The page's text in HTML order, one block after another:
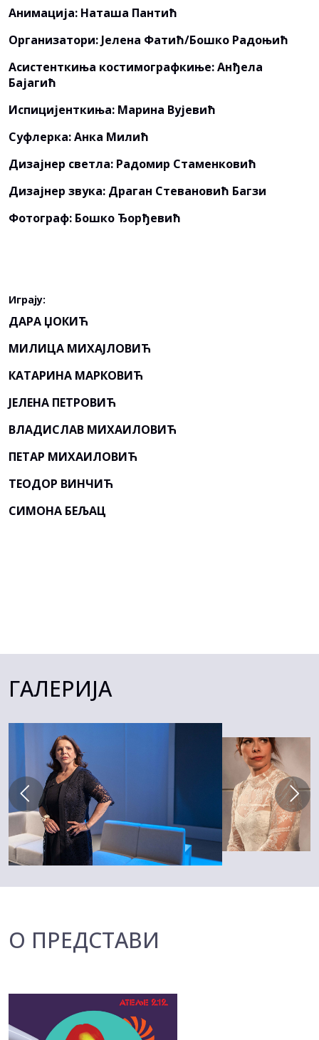
Анимација: Наташа Пантић
Организатори: Јелена Фатић/Бошко Радоњић
Асистенткиња костимографкиње: Анђела
Бајагић
Испицијенткиња: Марина Вујевић
Суфлерка: Анка Милић
Дизајнер светла: Радомир Стаменковић
Дизајнер звука: Драган Стевановић Багзи
Фотограф: Бошко Ђорђевић
Играју:
ДАРА ЏОКИЋ
МИЛИЦА МИХАЈЛОВИЋ
КАТАРИНА МАРКОВИЋ
ЈЕЛЕНА ПЕТРОВИЋ
ВЛАДИСЛАВ МИХАИЛОВИЋ
ПЕТАР МИХАИЛОВИЋ
ТЕОДОР ВИНЧИЋ
СИМОНА БЕЉАЦ
ГАЛЕРИЈА
О ПРЕДСТАВИ